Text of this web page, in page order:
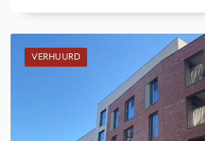
VERHUURD
Verhuurd: